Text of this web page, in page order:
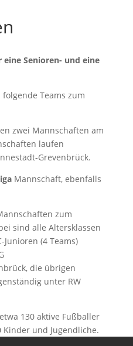
Senioren- und eine
Teams zum
zwei Mannschaften am
laufen
Grevenbrück.
Mannschaft, ebenfalls
zum
sind alle Altersklassen
Junioren (4 Teams)
die übrigen
unter RW
130 aktive Fußballer
und Jugendliche.